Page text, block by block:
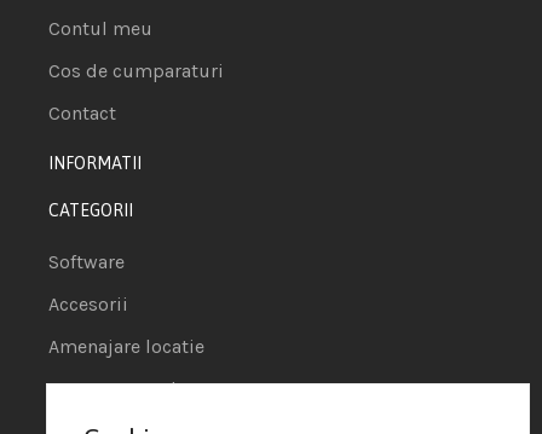
Contul meu
Cos de cumparaturi
Contact
INFORMATII
CATEGORII
Software
Accesorii
Amenajare locatie
POS - Puncte de vanzare